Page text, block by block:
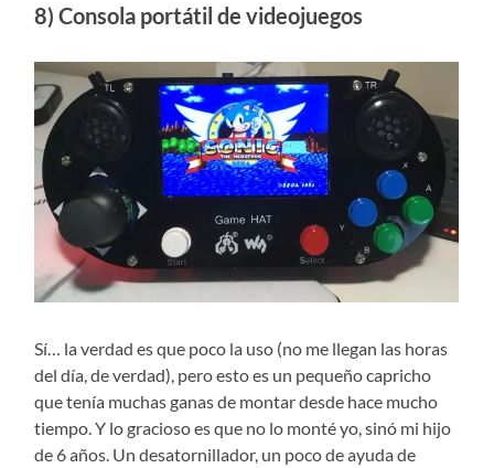
8) Consola portátil de videojuegos
Sí… la verdad es que poco la uso (no me llegan las horas
del día, de verdad), pero esto es un pequeño capricho
que tenía muchas ganas de montar desde hace mucho
tiempo. Y lo gracioso es que no lo monté yo, sinó mi hijo
de 6 años. Un desatornillador, un poco de ayuda de